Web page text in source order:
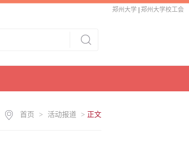
郑州大学 郑州大学校工会
首页 > 活动报道 > 正文